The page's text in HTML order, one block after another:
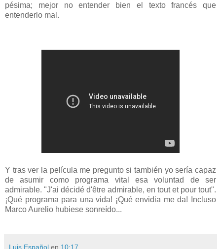
pésima; mejor no entender bien el texto francés que
entenderlo mal.
Y tras ver la película me pregunto si también yo sería capaz
de asumir como programa vital esa voluntad de ser
admirable. "J'ai décidé d'être admirable, en tout et pour tout".
¡Qué programa para una vida! ¡Qué envidia me da! Incluso
Marco Aurelio hubiese sonreído...
Luis Español en 10:17